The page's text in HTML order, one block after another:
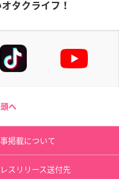
タクライフ！
へ
掲載について
スリリース送付先